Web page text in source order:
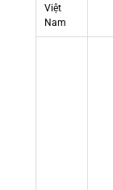
Việt
Nam